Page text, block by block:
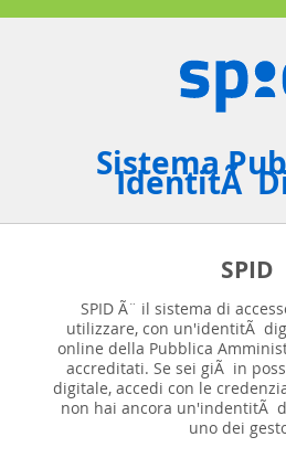
Sistema
IdentitÃ
SPID
SPID Ã¨ il sistema di
utilizzare, con un'identitÃ
online della Pubblica
accreditati. Se sei giÃ in
digitale, accedi con le
non hai ancora un'indentitÃ
uno dei